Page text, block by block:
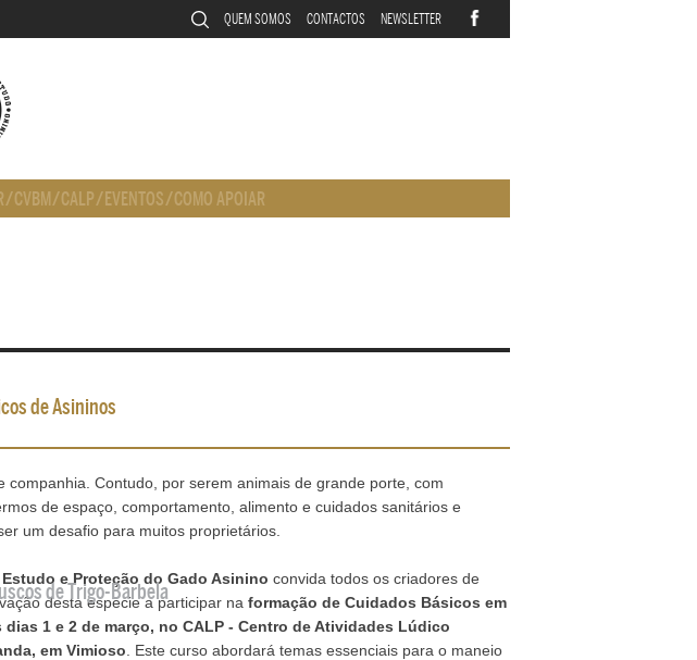
QUEM SOMOS CONTACTOS NEWSLETTER
/CVBM/CALP/ EVENTOS/COMO APOIAR
de Asininos
companhia. Contudo, por serem animais de grande porte, com
de espaço, comportamento, alimento e cuidados sanitários e
um desafio para muitos proprietários.
e Proteção do Gado Asinino convida todos os criadores de
desta espécie a participar na formação de Cuidados Básicos em
1 e 2 de março, no CALP - Centro de Atividades Lúdico
em Vimioso . Este curso abordará temas essenciais para o maneio
de Trigo-Barbela